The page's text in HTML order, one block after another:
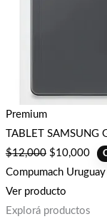
Premium
TABLET SAMSUNG
$12,000 $10,000
Compumach Uruguay
Ver producto
Explorá productos